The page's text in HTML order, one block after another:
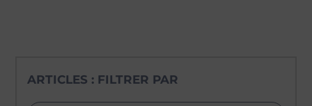
ARTICLES : FILTRER PAR